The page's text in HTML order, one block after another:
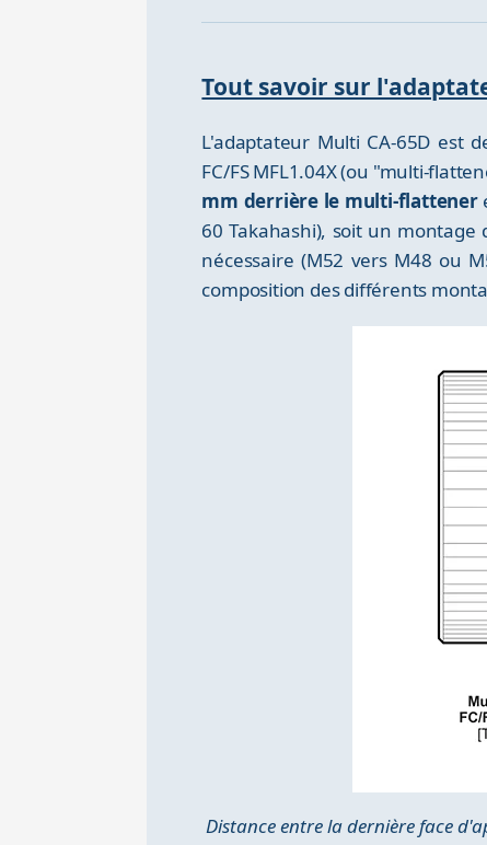
Tout savoir sur
L'adaptateur Multi CA-65D est
FC/FS MFL1.04X (ou "multi-
mm derrière le multi-flattener
60 Takahashi), soit un montage
nécessaire (M52 vers M48 ou
composition des différents
Distance entre la dernière face